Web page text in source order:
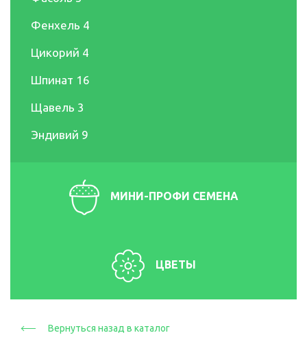
Фенхель 4
Цикорий 4
Шпинат 16
Щавель 3
Эндивий 9
МИНИ-ПРОФИ СЕМЕНА
ЦВЕТЫ
Вернуться назад в каталог